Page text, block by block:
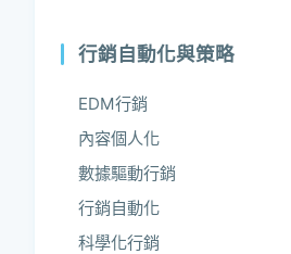
行銷自動化與策略
EDM行銷
內容個人化
數據驅動行銷
行銷自動化
科學化行銷